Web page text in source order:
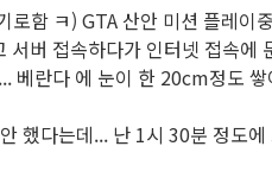
로함 ㅋ) GTA 산안 미션 플레
서버 접속하다가 인터넷 접속에
베란다 에 눈이 한 20cm정도
했다는데... 난 1시 30분 정도